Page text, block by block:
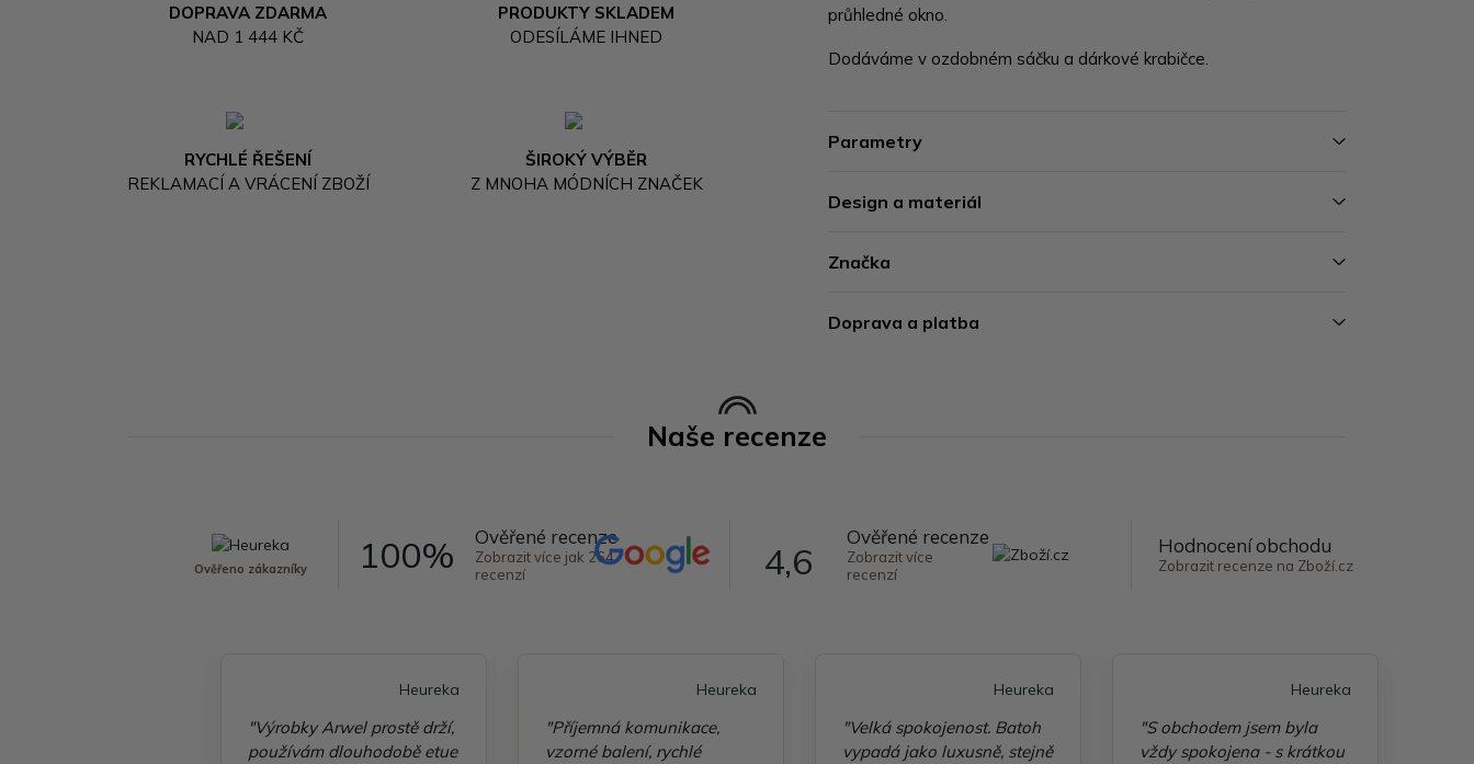
DOPRAVA ZDARMA
NAD 1 444 KČ
PRODUKTY SKLADEM
ODESÍLÁME IHNED
RYCHLÉ ŘEŠENÍ
REKLAMACÍ A VRÁCENÍ ZBOŽÍ
ŠIROKÝ VÝBĚR
Z MNOHA MÓDNÍCH ZNAČEK
průhledné okno.
Dodáváme v ozdobném sáčku a dárkové krabičce.
Parametry
Design a materiál
Značka
Doprava a platba
Naše recenze
Ověřeno zákazníky 100% Ověřené recenze
Zobrazit více jak 264
recenzí
4,6
Ověřené recenze
Zobrazit více
recenzí
Hodnocení obchodu
Zobrazit recenze na Zboží.cz
Heureka
"Výrobky Arwel prostě drží,
používám dlouhodobě etue
Heureka
"Příjemná komunikace,
vzorné balení, rychlé
Heureka
"Velká spokojenost. Batoh
vypadá jako luxusně, stejně
Heureka
"S obchodem jsem byla
vždy spokojena - s krátkou